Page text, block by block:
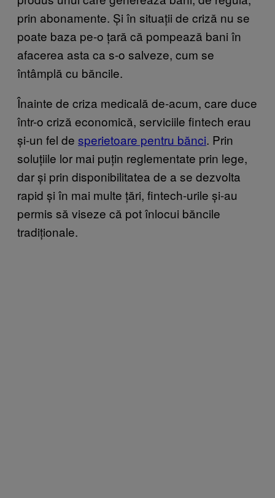
prin abonamente. Și în situații de criză nu se
poate baza pe-o țară că pompează bani în
afacerea asta ca s-o salveze, cum se
întâmplă cu băncile.
Înainte de criza medicală de-acum, care duce
într-o criză economică, serviciile fintech erau
și-un fel de sperietoare pentru bănci. Prin
soluțiile lor mai puțin reglementate prin lege,
dar și prin disponibilitatea de a se dezvolta
rapid și în mai multe țări, fintech-urile și-au
permis să viseze că pot înlocui băncile
tradiționale.